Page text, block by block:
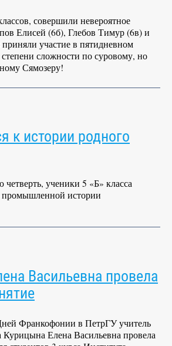
совершили невероятное
Елисей (6б), Глебов Тимур (6в) и
участие в пятидневном
сложности по суровому, но
Сямозеру!
к истории родного
четверть, ученики 5 «Б» класса
промышленной истории
Васильевна провела
Франкофонии в ПетрГУ учитель
Курицына Елена Васильевна провела